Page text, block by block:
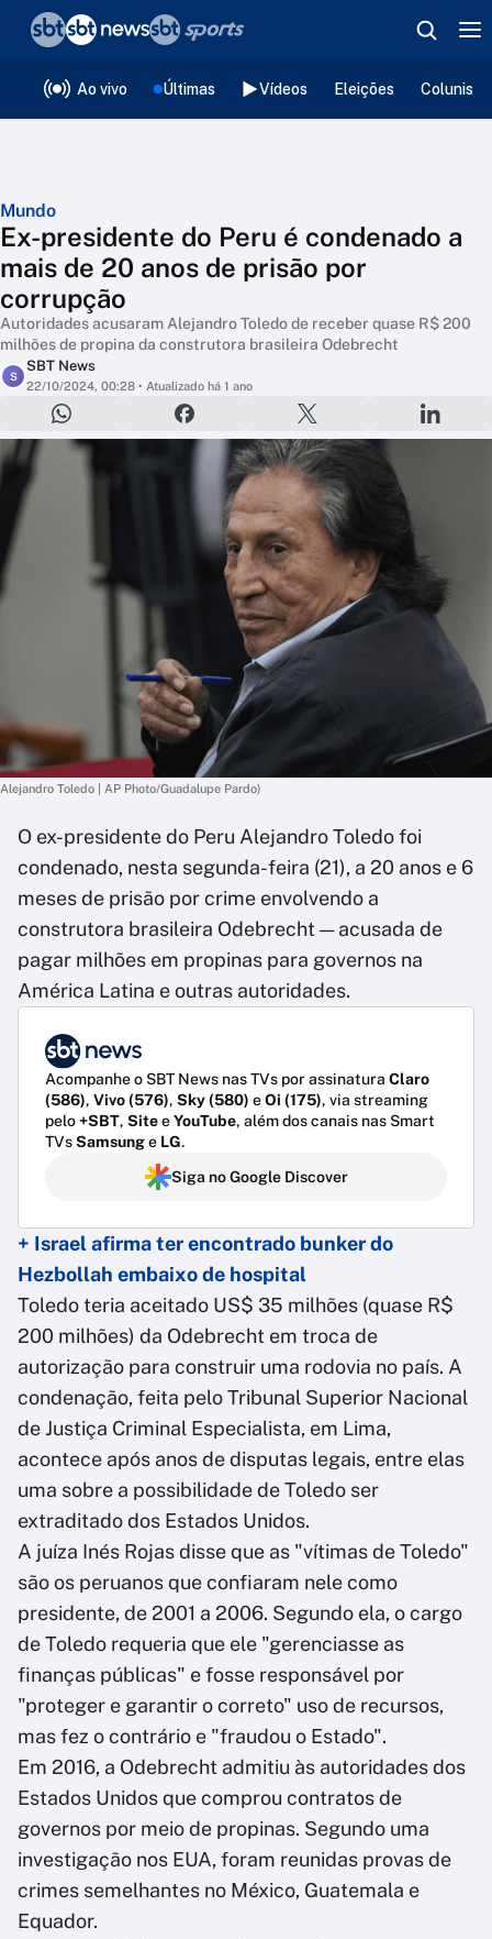
Ao vivo Últimas Vídeos Eleições
Mundo
Ex-presidente do Peru é condenado a
mais de 20 anos de prisão por
corrupção
Autoridades acusaram Alejandro Toledo de receber quase R$ 200
milhões de propina da construtora brasileira Odebrecht
S
SBT News
22/10/2024, 00:28 • Atualizado há 1 ano
Alejandro Toledo | AP Photo/Guadalupe Pardo)
O ex-presidente do Peru Alejandro Toledo foi
condenado, nesta segunda-feira (21), a 20 anos e 6
meses de prisão por crime envolvendo a
construtora brasileira Odebrecht — acusada de
pagar milhões em propinas para governos na
América Latina e outras autoridades.
Acompanhe o SBT News nas TVs por assinatura Claro
(586), Vivo (576), Sky (580) eOi (175), via streaming
pelo+SBT, SiteeYouTube, além dos canais nas Smart
TVsSamsunge LG.
Siga no Google Discover
+ Israel afirma ter encontrado bunker do
Hezbollah embaixo de hospital
Toledo teria aceitado US$ 35 milhões (quase R$
200 milhões) da Odebrecht em troca de
autorização para construir uma rodovia no país. A
condenação, feita pelo Tribunal Superior Nacional
de Justiça Criminal Especialista, em Lima,
acontece após anos de disputas legais, entre elas
uma sobre a possibilidade de Toledo ser
extraditado dos Estados Unidos.
A juíza Inés Rojas disse que as "vítimas de Toledo"
são os peruanos que confiaram nele como
presidente, de 2001 a 2006. Segundo ela, o cargo
de Toledo requeria que ele "gerenciasse as
finanças públicas" e fosse responsável por
"proteger e garantir o correto" uso de recursos,
mas fez o contrário e "fraudou o Estado".
Em 2016, a Odebrecht admitiu às autoridades dos
Estados Unidos que comprou contratos de
governos por meio de propinas. Segundo uma
investigação nos EUA, foram reunidas provas de
crimes semelhantes no México, Guatemala e
Equador.
❮voltar
Editorias